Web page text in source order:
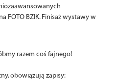
FOTO BZIK. Finisaż wystawy w
razem coś fajnego!
obowiązują zapisy: